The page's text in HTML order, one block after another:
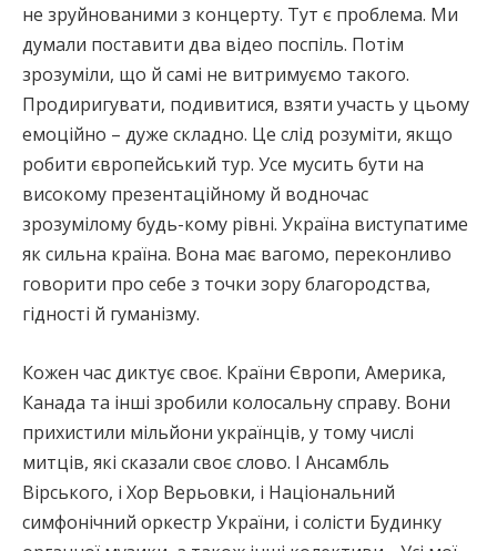
не зруйнованими з концерту. Тут є проблема. Ми
думали поставити два відео поспіль. Потім
зрозуміли, що й самі не витримуємо такого.
Продиригувати, подивитися, взяти участь у цьому
емоційно – дуже складно. Це слід розуміти, якщо
робити європейський тур. Усе мусить бути на
високому презентаційному й водночас
зрозумілому будь-кому рівні. Україна виступатиме
як сильна країна. Вона має вагомо, переконливо
говорити про себе з точки зору благородства,
гідності й гуманізму.
Кожен час диктує своє. Країни Європи, Америка,
Канада та інші зробили колосальну справу. Вони
прихистили мільйони українців, у тому числі
митців, які сказали своє слово. І Ансамбль
Вірського, і Хор Верьовки, і Національний
симфонічний оркестр України, і солісти Будинку